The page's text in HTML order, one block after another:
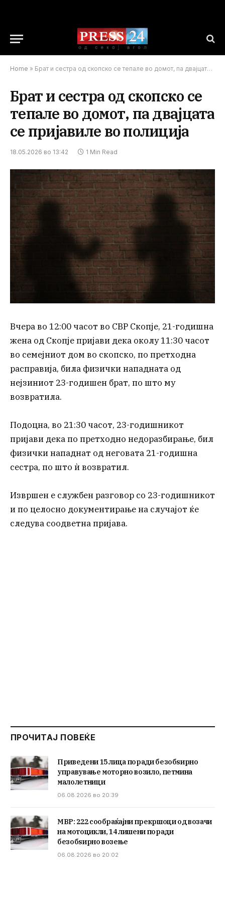
Home » Брат и сестра од скопско се тепале во домот, па двајцата се пријавиле во полиција
Брат и сестра од скопско се
тепале во домот, па двајцата
се пријавиле во полиција
18.05.2026 во 13:42 1 Min Read
Вчера во 12:00 часот во СВР Скопје, 21-годишна
жена од Скопје пријави дека околу 11:30 часот
во семејниот дом во скопско, по претходна
расправија, била физички нападната од
нејзиниот 23-годишен брат, по што му
возвратила.
Подоцна, во 21:30 часот, 23-годишникот
пријави дека по претходно недоразбирање, бил
физички нападнат од неговата 21-годишна
сестра, по што ѝ возвратил.
Извршен е службен разговор со 23-годишникот
и по целосно документирање на случајот ќе
следува соодветна пријава.
ПРОЧИТАЈ ПОВЕЌЕ
Приведени 15 лица поради безобѕирно
управување моторно возило, петмина
малолетници
06.08.2026 во 20:39
МВР: 222 сообраќајни прекршоци од возачи
на мотоцикли, 14 лишени поради
безобѕирно возење
06.08.2026 во 20:02